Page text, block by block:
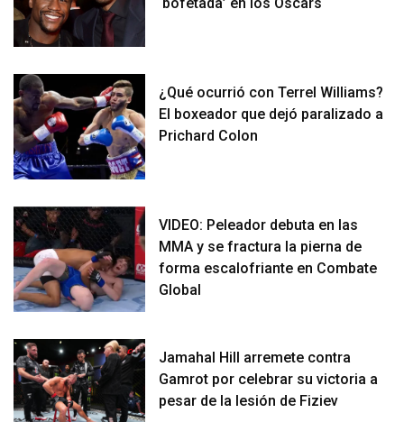
¿Qué ocurrió con Terrel Williams?
El boxeador que dejó paralizado a
Prichard Colon
VIDEO: Peleador debuta en las
MMA y se fractura la pierna de
forma escalofriante en Combate
Global
Jamahal Hill arremete contra
Gamrot por celebrar su victoria a
pesar de la lesión de Fiziev